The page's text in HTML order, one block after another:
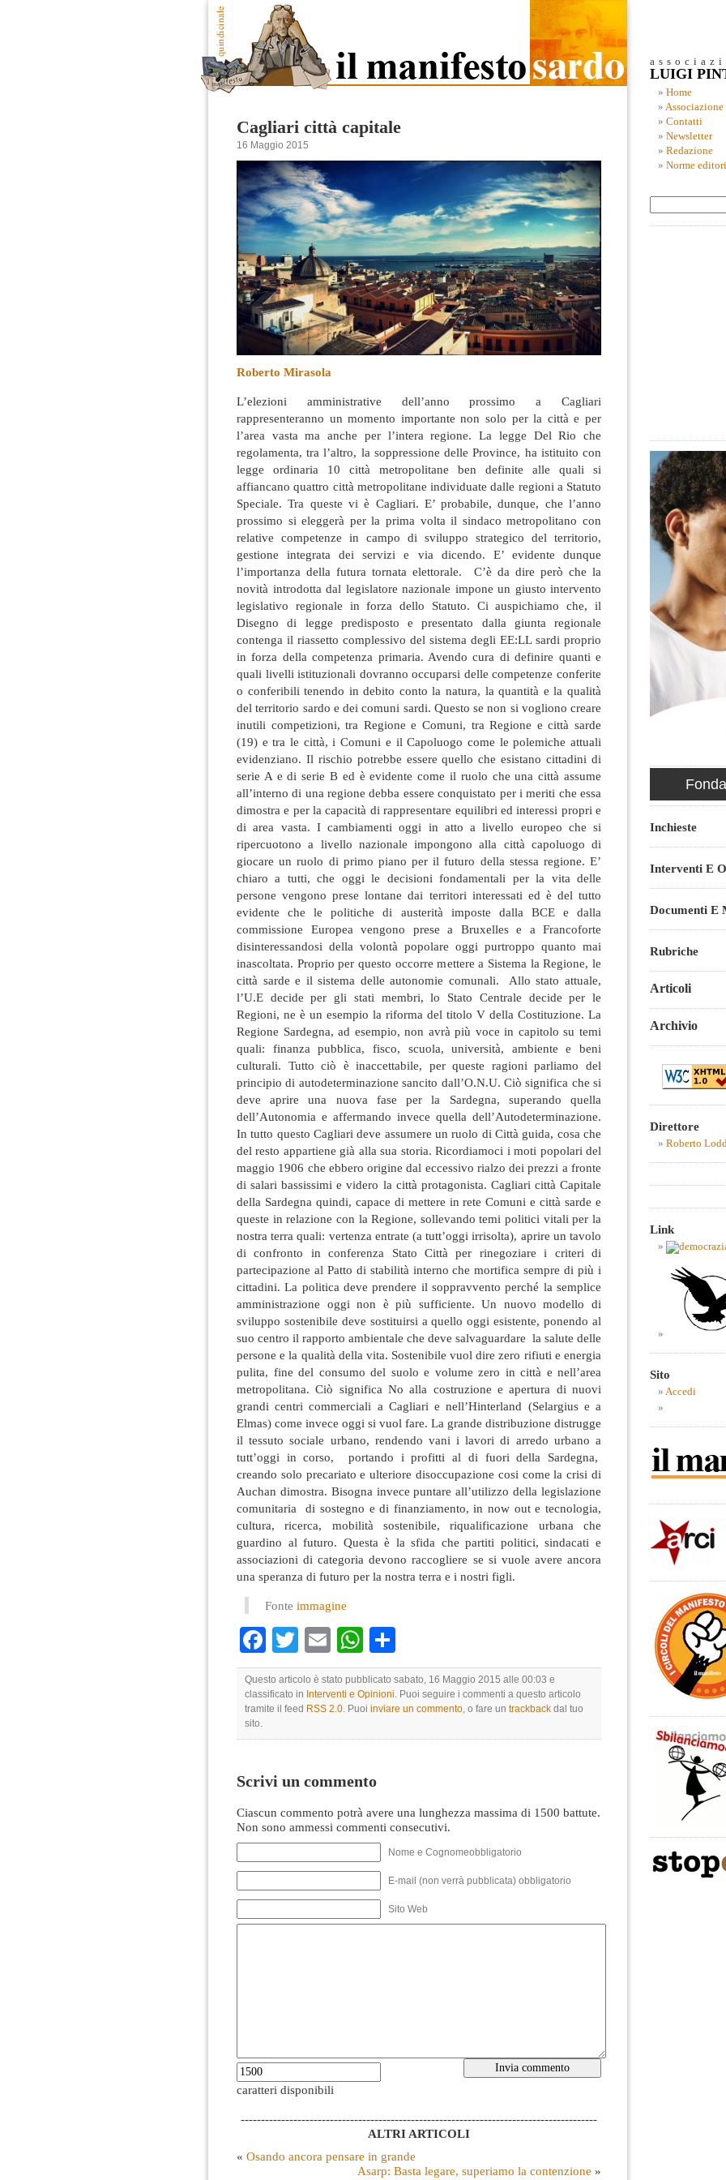
Cagliari città capitale
16 Maggio 2015
Roberto Mirasola
L’elezioni amministrative dell’anno prossimo a Cagliari
rappresenteranno un momento importante non solo per la città e per
l’area vasta ma anche per l’intera regione. La legge Del Rio che
regolamenta, tra l’altro, la soppressione delle Province, ha istituito con
legge ordinaria 10 città metropolitane ben definite alle quali si
affiancano quattro città metropolitane individuate dalle regioni a Statuto
Speciale. Tra queste vi è Cagliari. E’ probabile, dunque, che l’anno
prossimo si eleggerà per la prima volta il sindaco metropolitano con
relative competenze in campo di sviluppo strategico del territorio,
gestione integrata dei servizi e via dicendo. E’ evidente dunque
l’importanza della futura tornata elettorale. C’è da dire però che la
novità introdotta dal legislatore nazionale impone un giusto intervento
legislativo regionale in forza dello Statuto. Ci auspichiamo che, il
Disegno di legge predisposto e presentato dalla giunta regionale
contenga il riassetto complessivo del sistema degli EE:LL sardi proprio
in forza della competenza primaria. Avendo cura di definire quanti e
quali livelli istituzionali dovranno occuparsi delle competenze conferite
o conferibili tenendo in debito conto la natura, la quantità e la qualità
del territorio sardo e dei comuni sardi. Questo se non si vogliono creare
inutili competizioni, tra Regione e Comuni, tra Regione e città sarde
(19) e tra le città, i Comuni e il Capoluogo come le polemiche attuali
evidenziano. Il rischio potrebbe essere quello che esistano cittadini di
serie A e di serie B ed è evidente come il ruolo che una città assume
all’interno di una regione debba essere conquistato per i meriti che essa
dimostra e per la capacità di rappresentare equilibri ed interessi propri e
di area vasta. I cambiamenti oggi in atto a livello europeo che si
ripercuotono a livello nazionale impongono alla città capoluogo di
giocare un ruolo di primo piano per il futuro della stessa regione. E’
chiaro a tutti, che oggi le decisioni fondamentali per la vita delle
persone vengono prese lontane dai territori interessati ed è del tutto
evidente che le politiche di austerità imposte dalla BCE e dalla
commissione Europea vengono prese a Bruxelles e a Francoforte
disinteressandosi della volontà popolare oggi purtroppo quanto mai
inascoltata. Proprio per questo occorre mettere a Sistema la Regione, le
città sarde e il sistema delle autonomie comunali. Allo stato attuale,
l’U.E decide per gli stati membri, lo Stato Centrale decide per le
Regioni, ne è un esempio la riforma del titolo V della Costituzione. La
Regione Sardegna, ad esempio, non avrà più voce in capitolo su temi
quali: finanza pubblica, fisco, scuola, università, ambiente e beni
culturali. Tutto ciò è inaccettabile, per queste ragioni parliamo del
principio di autodeterminazione sancito dall’O.N.U. Ciò significa che si
deve aprire una nuova fase per la Sardegna, superando quella
dell’Autonomia e affermando invece quella dell’Autodeterminazione.
In tutto questo Cagliari deve assumere un ruolo di Città guida, cosa che
del resto appartiene già alla sua storia. Ricordiamoci i moti popolari del
maggio 1906 che ebbero origine dal eccessivo rialzo dei prezzi a fronte
di salari bassissimi e videro la città protagonista. Cagliari città Capitale
della Sardegna quindi, capace di mettere in rete Comuni e città sarde e
queste in relazione con la Regione, sollevando temi politici vitali per la
nostra terra quali: vertenza entrate (a tutt’oggi irrisolta), aprire un tavolo
di confronto in conferenza Stato Città per rinegoziare i criteri di
partecipazione al Patto di stabilità interno che mortifica sempre di più i
cittadini. La politica deve prendere il soppravvento perché la semplice
amministrazione oggi non è più sufficiente. Un nuovo modello di
sviluppo sostenibile deve sostituirsi a quello oggi esistente, ponendo al
suo centro il rapporto ambientale che deve salvaguardare la salute delle
persone e la qualità della vita. Sostenibile vuol dire zero rifiuti e energia
pulita, fine del consumo del suolo e volume zero in città e nell’area
metropolitana. Ciò significa No alla costruzione e apertura di nuovi
grandi centri commerciali a Cagliari e nell’Hinterland (Selargius e a
Elmas) come invece oggi si vuol fare. La grande distribuzione distrugge
il tessuto sociale urbano, rendendo vani i lavori di arredo urbano a
tutt’oggi in corso, portando i profitti al di fuori della Sardegna,
creando solo precariato e ulteriore disoccupazione cosi come la crisi di
Auchan dimostra. Bisogna invece puntare all’utilizzo della legislazione
comunitaria di sostegno e di finanziamento, in now out e tecnologia,
cultura, ricerca, mobilità sostenibile, riqualificazione urbana che
guardino al futuro. Questa è la sfida che partiti politici, sindacati e
associazioni di categoria devono raccogliere se si vuole avere ancora
una speranza di futuro per la nostra terra e i nostri figli.
Fonte immagine
Facebook
TwitterEmailWhatsApp
Questo articolo è stato pubblicato sabato, 16 Maggio 2015 alle 00:03 e
classificato in Interventi e Opinioni. Puoi seguire i commenti a questo articolo
tramite il feed RSS 2.0. Puoi inviare un commento, o fare un trackback dal tuo
sito.
Scrivi un commento
Ciascun commento potrà avere una lunghezza massima di 1500 battute.
Non sono ammessi commenti consecutivi.
Nome e Cognomeobbligatorio
E-mail (non verrà pubblicata) obbligatorio
Sito Web
caratteri disponibili
----------------------------------------------------------------------------------------
ALTRI ARTICOLI
« Osando ancora pensare in grande
Asarp: Basta legare, superiamo la contenzione »
LUIGI
Home
Associazione
Contatti
Newsletter
Redazione
Norme
Inchieste
Interventi E
Documenti E
Rubriche
Articoli
Archivio
Direttore
Roberto
Link
Sito
Accedi